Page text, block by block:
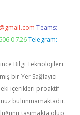
Teams:
0 726 Telegram:
Bilgi Teknolojileri
bir Yer Sağlayıcı
içerikleri proaktif
bulunmamaktadır.
taşımakta olup,